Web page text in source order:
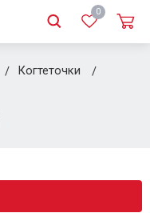
0
Когтеточки